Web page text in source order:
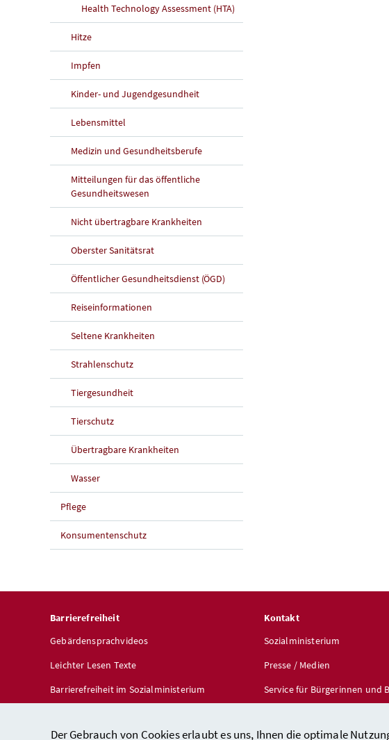
Der Gebrauch von Cookies erlaubt es uns, Ihnen die optimale
Health Technology Assessment (HTA)
Hitze
Impfen
Kinder- und Jugendgesundheit
Lebensmittel
Medizin und Gesundheitsberufe
Mitteilungen für das öffentliche
Gesundheitswesen
Nicht übertragbare Krankheiten
Oberster Sanitätsrat
Öffentlicher Gesundheitsdienst (ÖGD)
Reiseinformationen
Seltene Krankheiten
Strahlenschutz
Tiergesundheit
Tierschutz
Übertragbare Krankheiten
Wasser
Pflege
Konsumentenschutz
Barrierefreiheit
Gebärdensprachvideos
Leichter Lesen Texte
Barrierefreiheit im Sozialministerium
Kontakt
Sozialministerium
Presse / Medien
Service für Bürgerinnen und